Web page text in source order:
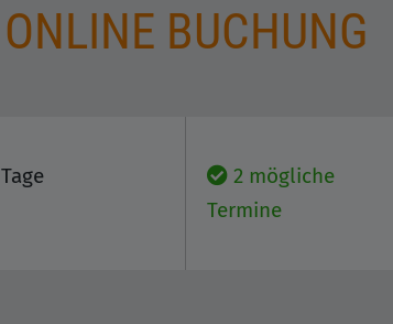
ONLINE BUCHUNG
2 mögliche
Termine